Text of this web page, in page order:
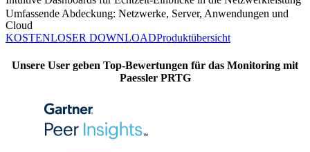
Umfassende Abdeckung: Netzwerke, Server, Anwendungen und
Cloud
KOSTENLOSER DOWNLOADProduktübersicht
Unsere User geben Top-Bewertungen für das Monitoring mit
Paessler PRTG